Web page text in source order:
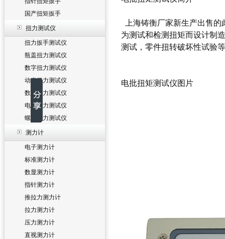
国产扭矩扳手
扭力测试仪
扭力扳手测试仪
瓶盖扭力测试仪
数字扭力测试仪
动态扭力测试仪
数显扭力测试仪
电批扭力测试仪
螺丝扭力测试仪
测力计
电子测力计
标准测力计
数显测力计
指针测力计
推拉力测力计
拉力测力计
压力测力计
直视测力计
上海铸衡厂家新生产出售的
为测试和检测扭矩而设计制
测试，零件扭转破坏性试验
电批扭矩测试仪图片